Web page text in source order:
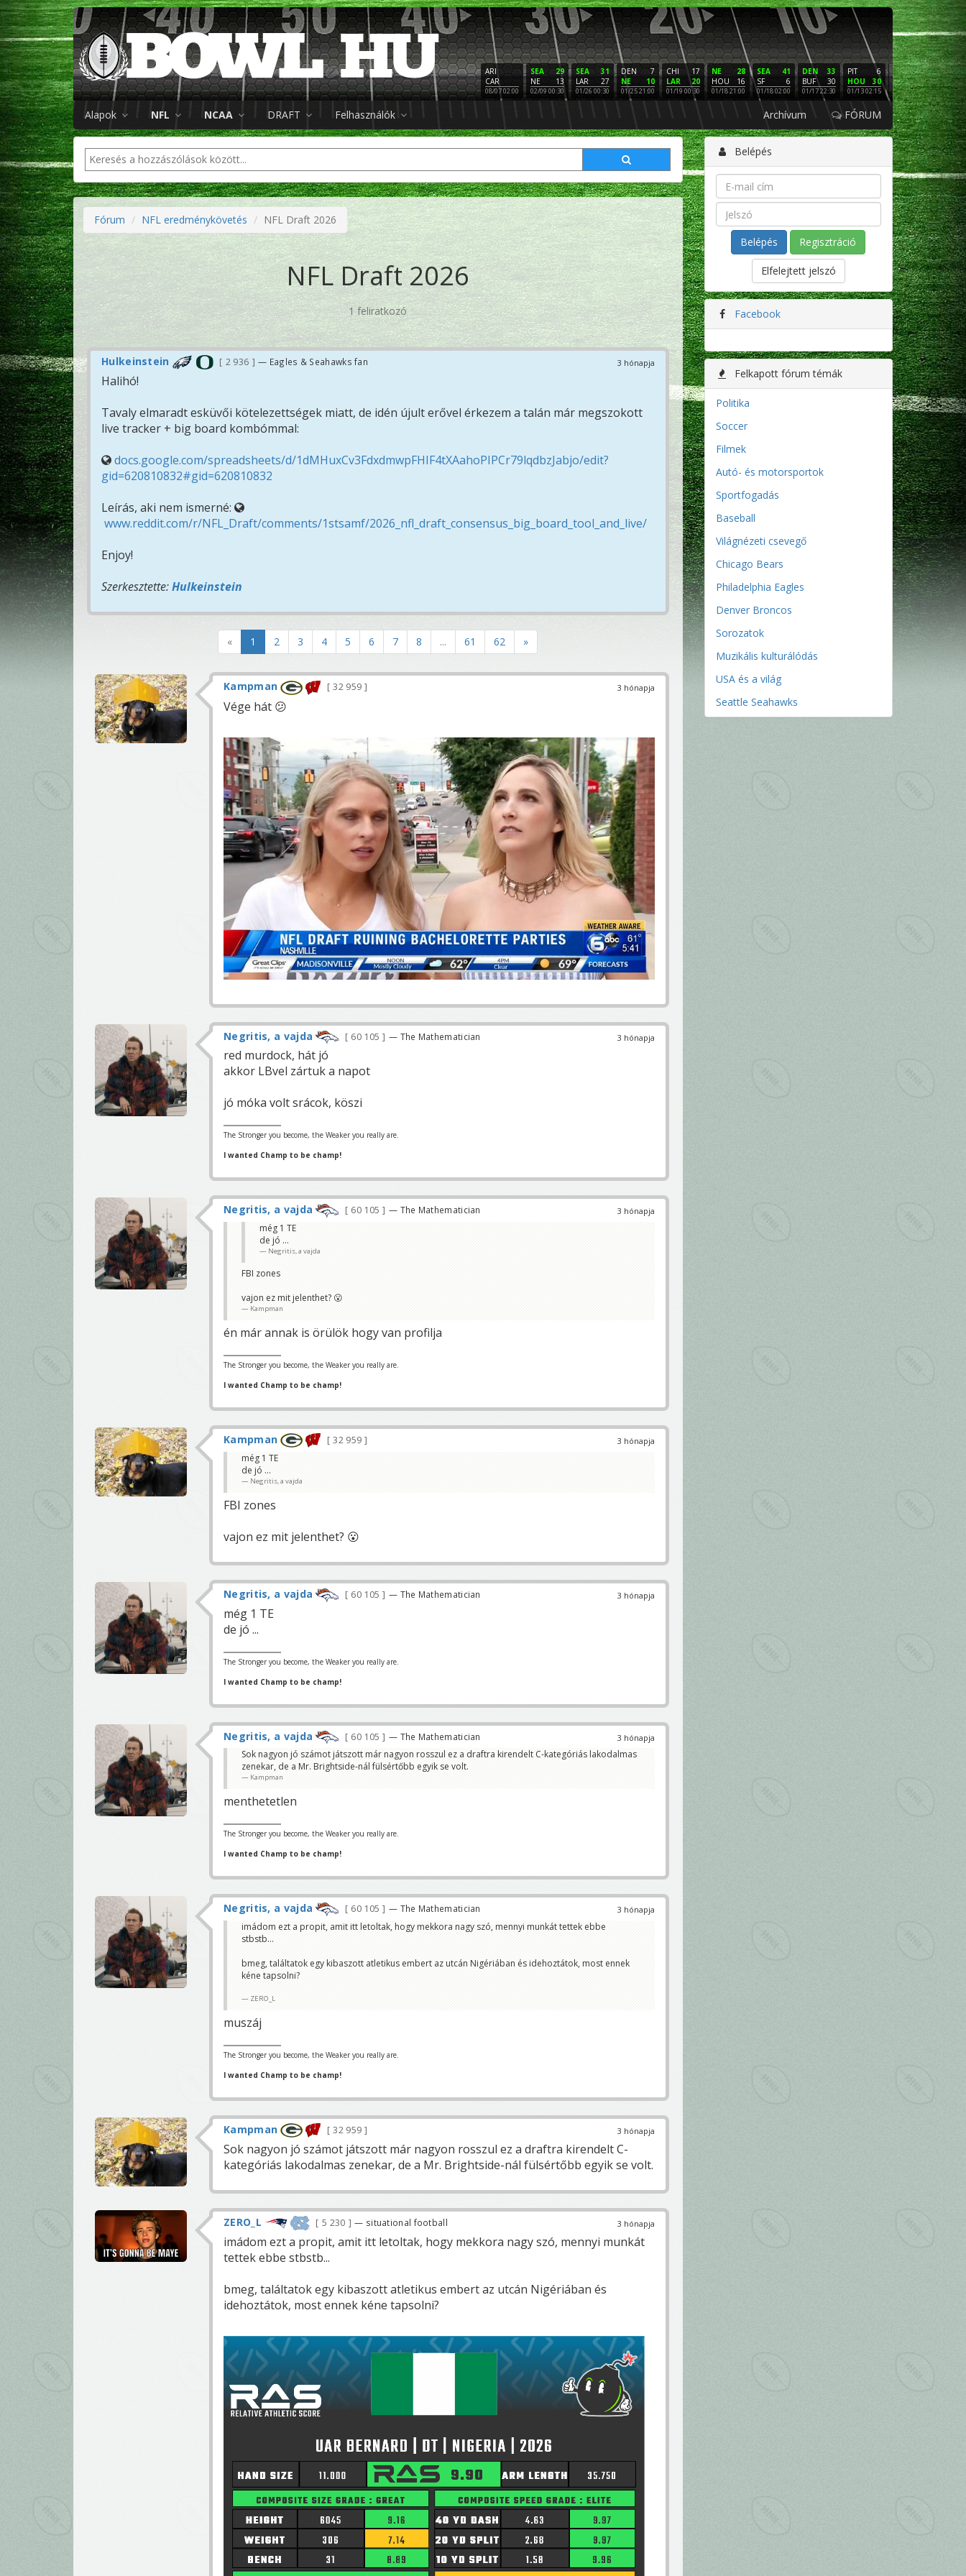
ARI
CAR
08/07 02:00
29
SEA
13
NE
02/09 00:30
31
SEA
27
LAR
01/26 00:30
7
DEN
10
NE
01/25 21:00
17
CHI
20
LAR
01/19 00:30
28
NE
16
HOU
01/18 21:00
41
SEA
6
SF
01/18 02:00
33
DEN
30
BUF
01/17 22:30
6
PIT
30
HOU
01/13 02:15
16
NE
3
LAC
01/12 02:00
PHI
SF
01/11
Alapok NFL NCAA DRAFT Felhasználók Archívum FÓRUM
Fórum NFL eredménykövetés NFL Draft 2026
NFL Draft 2026
1 feliratkozó
3 hónapja
Hulkeinstein 2 936 — Eagles & Seahawks fan
Halihó!
Tavaly elmaradt esküvői kötelezettségek miatt, de idén újult erővel érkezem a talán már megszokott
live tracker + big board kombómmal:
docs.google.com/spreadsheets/d/1dMHuxCv3FdxdmwpFHIF4tXAahoPIPCr79lqdbzJabjo/edit?
gid=620810832#gid=620810832
Leírás, aki nem ismerné:
www.reddit.com/r/NFL_Draft/comments/1stsamf/2026_nfl_draft_consensus_big_board_tool_and_live/
Enjoy!
Szerkesztette:Hulkeinstein
« 1 2 3 4 5 6 7 8 ... 61 62 »
3 hónapja
Kampman 32 959
Vége hát 😕
3 hónapja
Negritis, a vajda 60 105 — The Mathematician
red murdock, hát jó
akkor LBvel zártuk a napot
jó móka volt srácok, köszi
The Stronger you become, the Weaker you really are.
I wanted Champ to be champ!
3 hónapja
Negritis, a vajda 60 105 — The Mathematician
még 1 TE
de jó ...
Negritis, a vajda
FBI zones
vajon ez mit jelenthet? 😮
Kampman
én már annak is örülök hogy van profilja
The Stronger you become, the Weaker you really are.
I wanted Champ to be champ!
3 hónapja
Kampman
32 959
még 1 TE
de jó ...
Negritis, a vajda
FBI zones
vajon ez mit jelenthet? 😮
3 hónapja
Negritis, a vajda 60 105 — The Mathematician
még 1 TE
de jó ...
The Stronger you become, the Weaker you really are.
I wanted Champ to be champ!
3 hónapja
Negritis, a vajda 60 105 — The Mathematician
Sok nagyon jó számot játszott már nagyon rosszul ez a draftra kirendelt C-kategóriás lakodalmas
zenekar, de a Mr. Brightside-nál fülsértőbb egyik se volt.
Kampman
menthetetlen
The Stronger you become, the Weaker you really are.
I wanted Champ to be champ!
3 hónapja
Negritis, a vajda 60 105 — The Mathematician
imádom ezt a propit, amit itt letoltak, hogy mekkora nagy szó, mennyi munkát tettek ebbe
stbstb...
bmeg, találtatok egy kibaszott atletikus embert az utcán Nigériában és idehoztátok, most ennek
kéne tapsolni?
ZERO_L
muszáj
The Stronger you become, the Weaker you really are.
I wanted Champ to be champ!
3 hónapja
Kampman 32 959
Sok nagyon jó számot játszott már nagyon rosszul ez a draftra kirendelt C-
kategóriás lakodalmas zenekar, de a Mr. Brightside-nál fülsértőbb egyik se volt.
3 hónapja
ZERO_L 5 230 — situational football
imádom ezt a propit, amit itt letoltak, hogy mekkora nagy szó, mennyi munkát
tettek ebbe stbstb...
bmeg, találtatok egy kibaszott atletikus embert az utcán Nigériában és
idehoztátok, most ennek kéne tapsolni?
Belépés
Regisztráció
Elfelejtett jelszó
Facebook
Felkapott fórum témák
Politika
Soccer
Filmek
Autó- és motorsportok
Sportfogadás
Baseball
Világnézeti csevegő
Chicago Bears
Philadelphia Eagles
Denver Broncos
Sorozatok
Muzikális kulturálódás
USA és a világ
Seattle Seahawks